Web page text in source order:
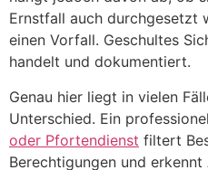
Ernstfall auch durchgesetzt
einen Vorfall. Geschultes
handelt und dokumentiert.
Genau hier liegt in vielen
Unterschied. Ein
oder Pfortendienst filtert
Berechtigungen und